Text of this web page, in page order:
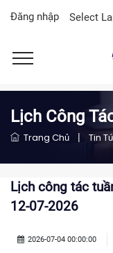
Đăng nhập Select
Lịch Công
Trang Chủ | Tin
Lịch công tác
12-07-2026
2026-07-04 00:00:00